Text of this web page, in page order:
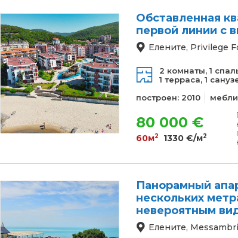
Обставленная
первой линии с
Елените, Privilege
2 комнаты, 1
1 терраса, 1
построен: 2010
80 000 €
60м2 1330 €/м2
Панорамный
нескольких
невероятным
Елените,